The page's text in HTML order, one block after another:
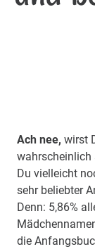
Ach nee, wirst
wahrscheinlich
Du vielleicht
sehr beliebter
Denn: 5,86%
die